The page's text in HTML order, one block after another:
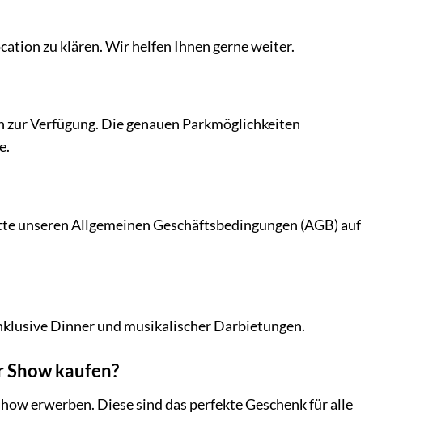
zu klären. Wir helfen Ihnen gerne weiter.
zur Verfügung. Die genauen Parkmöglichkeiten
unseren Allgemeinen Geschäftsbedingungen (AGB) auf
Dinner und musikalischer Darbietungen.
kaufen?
erwerben. Diese sind das perfekte Geschenk für alle